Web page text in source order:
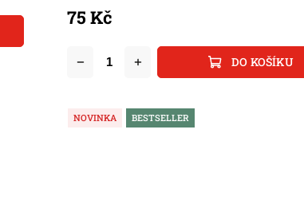
75 Kč
DO KOŠÍKU
NOVINKA BESTSELLER